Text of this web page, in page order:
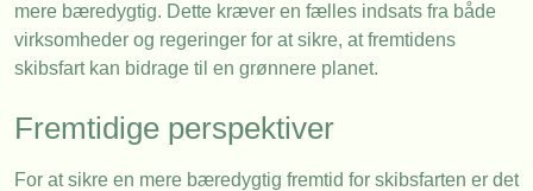
mere bæredygtig. Dette kræver en fælles indsats fra både
virksomheder og regeringer for at sikre, at fremtidens
skibsfart kan bidrage til en grønnere planet.
Fremtidige perspektiver
For at sikre en mere bæredygtig fremtid for skibsfarten er det